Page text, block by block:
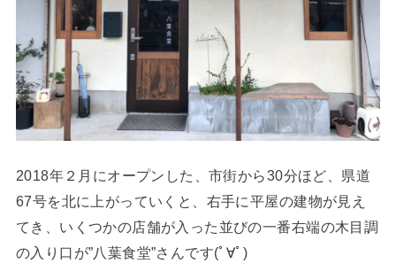
2018年２月にオープンした、市街から30分ほど、県道
67号を北に上がっていくと、右手に平屋の建物が見え
てき、いくつかの店舗が入った並びの一番右端の木目調
の入り口が”八葉食堂”さんです(ﾟ∀ﾟ)